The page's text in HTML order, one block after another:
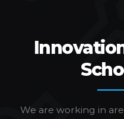
We are working in